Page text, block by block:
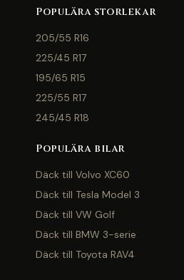
Populära storlekar
205/55 R16
225/45 R17
195/65 R15
225/55 R17
245/45 R18
Populära bilar
Däck till Volvo XC60
Däck till Tesla Model 3
Däck till VW Golf
Däck till BMW 3-serie
Däck till Toyota RAV4